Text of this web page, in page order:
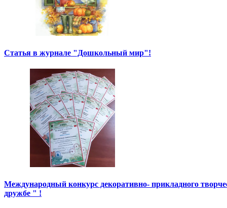
Статья в журнале "Дошкольный мир"!
Международный конкурс декоративно- прикладного
дружбе " !